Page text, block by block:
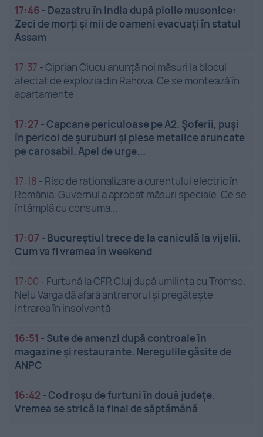
17:46 - Dezastru în India după ploile musonice:
Zeci de morți și mii de oameni evacuați în statul
Assam
17:37 -Ciprian Ciucu anunță noi măsuri la blocul
afectat de explozia din Rahova. Ce se montează în
apartamente
17:27 -Capcane periculoase pe A2. Șoferii, puși
în pericol de șuruburi și piese metalice aruncate
pe carosabil. Apel de urge...
17:18 - Risc de raționalizare a curentului electric în
România. Guvernul a aprobat măsuri speciale. Ce se
întâmplă cu consuma...
17:07 - Bucureștiul trece de la caniculă la vijelii.
Cum va fi vremea în weekend
17:00 - Furtună la CFR Cluj după umilința cu Tromso.
Nelu Varga dă afară antrenorul și pregătește
intrarea în insolvență
16:51 - Sute de amenzi după controale în
magazine și restaurante. Neregulile găsite de
ANPC
16:42 -Cod roșu de furtuni în două județe.
Vremea se strică la final de săptămână